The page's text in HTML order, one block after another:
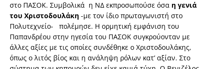
στο ΠΑΣΟΚ. Συμβολικά η ΝΔ εκπροσωπούσε όσα η γενιά
του Χριστοδουλάκη -με τον ίδιο πρωταγωνιστή στο
Πολυτεχνείο- πολέμησε. Η ορμητική εμφάνιση του
Παπανδρέου στην ηγεσία του ΠΑΣΟΚ συγκρούονταν με
άλλες αξίες με τις οποίες συνδέθηκε ο Χριστοδουλάκης,
όπως ο λιτός βίος και η ανάληψη ρόλων κατ’ αξίαν. Στο